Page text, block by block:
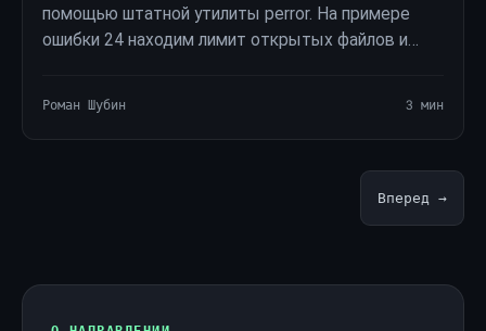
помощью штатной утилиты perror. На примере
ошибки 24 находим лимит открытых файлов и
Роман Шубин 3 мин
Вперед →